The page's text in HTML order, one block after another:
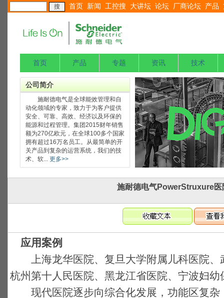
首页 新闻 工控搜 大讲坛 论坛 厂商论坛 产品
首页 产品 专题 资讯 技术
公司简介
施耐德电气是全球能效管理和自
动化领域的专家，致力于为客户提供
安全、可靠、高效、经济以及环保的
能源和过程管理。集团2015财年销售
额为270亿欧元，在全球100多个国家
拥有超过16万名员工。从最简单的开
关产品到复杂的运营系统，我们的技
术、软... 更多>>
施耐德电气PowerStruxure医
应用案例
上海龙华医院、复旦大学附属儿科医院、
杭州第十人民医院、黑龙江省医院、宁波妇幼
现代医院逐步向综合化发展，功能区复杂